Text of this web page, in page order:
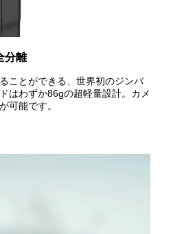
分離
ことができる、世界初のジンバ
はわずか86gの超軽量設計。カメ
可能です。